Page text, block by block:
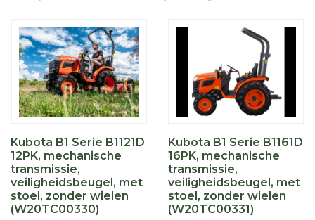
Kubota B1 Serie B1121D
12PK, mechanische
transmissie,
veiligheidsbeugel, met
stoel, zonder wielen
(W20TC00330)
Kubota B1 Serie B1161D
16PK, mechanische
transmissie,
veiligheidsbeugel, met
stoel, zonder wielen
(W20TC00331)